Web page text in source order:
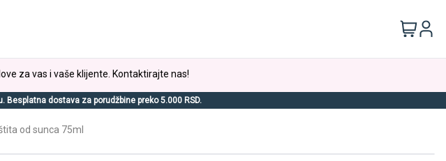
za vas i vaše klijente. Kontaktirajte nas!
dostava za porudžbine preko 5.000 RSD.
od sunca 75ml